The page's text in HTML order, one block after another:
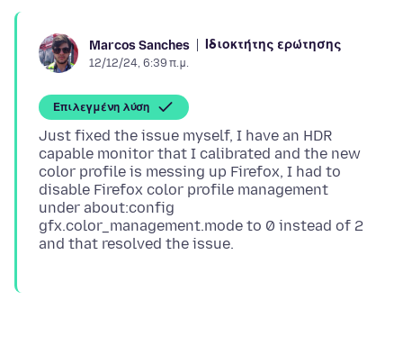
Marcos Sanches Ιδιοκτήτης ερώτησης
12/12/24, 6:39 π.μ.
Επιλεγμένη λύση
Just fixed the issue myself, I have an HDR
capable monitor that I calibrated and the new
color profile is messing up Firefox, I had to
disable Firefox color profile management
under about:config
gfx.color_management.mode to 0 instead of 2